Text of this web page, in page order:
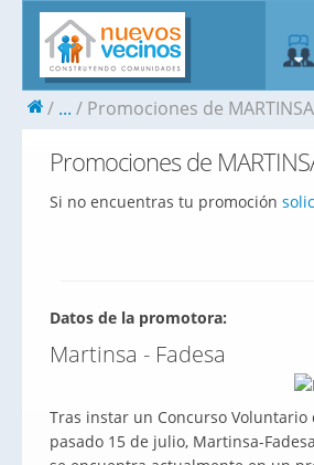
... Promociones de MARTINSA
Promociones de
Si no encuentras tu promoción
Datos de la promotora:
Martinsa - Fadesa
Tras instar un Concurso Voluntario
pasado 15 de julio, Martinsa-